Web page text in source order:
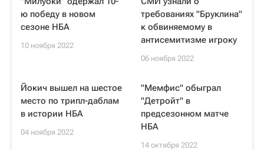
ю победу в новом
сезоне НБА
10 ноября 2022
требованиях "Бруклина"
к обвиняемому в
антисемитизме игроку
06 ноября 2022
Йокич вышел на шестое
место по трипл-даблам
в истории НБА
04 ноября 2022
"Мемфис" обыграл
"Детройт" в
предсезонном матче
НБА
14 октября 2022